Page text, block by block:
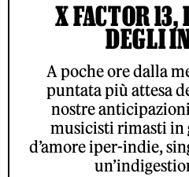
X FACTOR 13,
DEGLI
A poche ore dalla
puntata più attesa
nostre
musicisti rimasti in
d’amore iper-indie,